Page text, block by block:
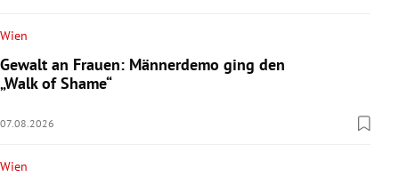
Wien
Gewalt an Frauen: Männerdemo ging den
„Walk of Shame“
07.08.2026
Wien